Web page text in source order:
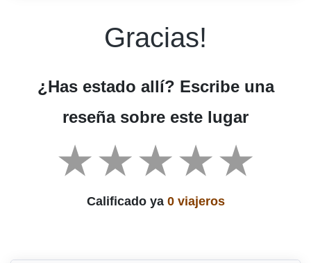
Gracias!
¿Has estado allí? Escribe una
reseña sobre este lugar
Calificado ya 0 viajeros